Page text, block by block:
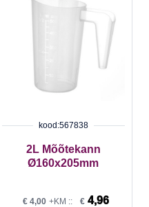
kood:567838
2L Mõõtekann
Ø160x205mm
€ 4,00 +KM :: € 4,96